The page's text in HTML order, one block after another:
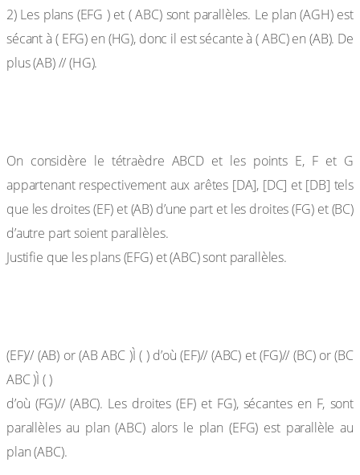
2) Les plans (EFG ) et ( ABC) sont parallèles. Le plan (AGH) est
sécant à ( EFG) en (HG), donc il est sécante à ( ABC) en (AB). De
plus (AB) // (HG).
On considère le tétraèdre ABCD et les points E, F et G
appartenant respectivement aux arêtes [DA], [DC] et [DB] tels
que les droites (EF) et (AB) d’une part et les droites (FG) et (BC)
d’autre part soient parallèles.
Justifie que les plans (EFG) et (ABC) sont parallèles.
(EF)// (AB) or (AB ABC )Ì ( ) d’où (EF)// (ABC) et (FG)// (BC) or (BC
ABC )Ì ( )
d’où (FG)// (ABC). Les droites (EF) et FG), sécantes en F, sont
parallèles au plan (ABC) alors le plan (EFG) est parallèle au
plan (ABC).